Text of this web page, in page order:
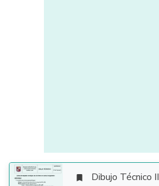
 Dibujo Técnico II